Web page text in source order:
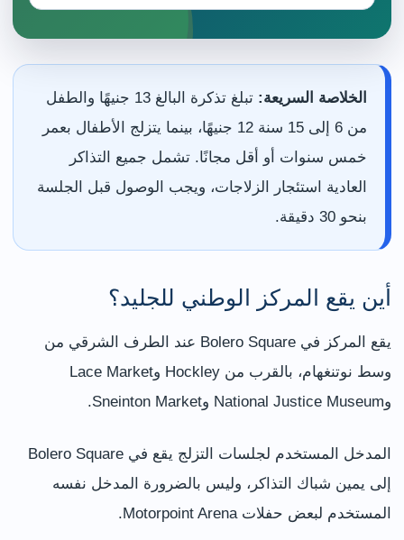
الخلاصة السريعة:
تبلغ تذكرة البالغ 13 جنيهًا والطفل
من 6 إلى 15 سنة 12 جنيهًا، بينما يتزلج الأطفال بعمر
خمس سنوات أو أقل مجانًا. تشمل جميع التذاكر
العادية استئجار الزلاجات، ويجب الوصول قبل الجلسة
بنحو 30 دقيقة.
أين يقع المركز الوطني للجليد؟
يقع المركز في Bolero Square عند الطرف الشرقي من
وسط نوتنغهام، بالقرب من Hockley وLace Market
وNational Justice Museum وSneinton Market.
المدخل المستخدم لجلسات التزلج يقع في Bolero Square
إلى يمين شباك التذاكر، وليس بالضرورة المدخل نفسه
المستخدم لبعض حفلات Motorpoint Arena.